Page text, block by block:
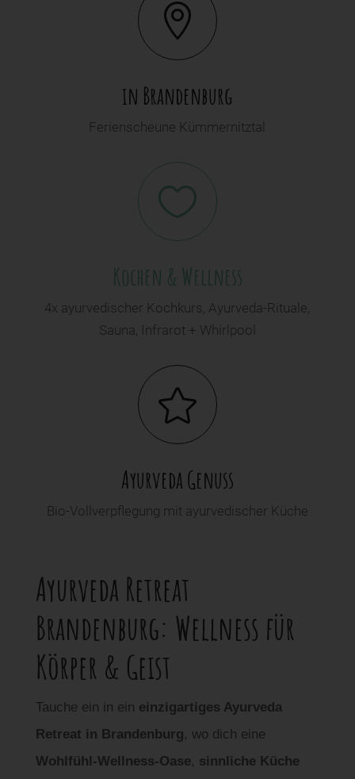

in Brandenburg
Ferienscheune Kümmernitztal

Kochen & Wellness
4x ayurvedischer Kochkurs, Ayurveda-Rituale,
Sauna, Infrarot + Whirlpool

Ayurveda Genuss
Bio-Vollverpflegung mit ayurvedischer Küche
Ayurveda Retreat
Brandenburg: Wellness für
Körper & Geist
Tauche ein in ein einzigartiges Ayurveda
Retreat in Brandenburg, wo dich eine
Wohlfühl-Wellness-Oase, sinnliche Küche